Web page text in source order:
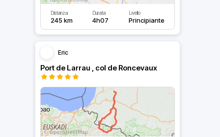
Distanza
245 km
Durata
4h07
Livello
Principiante
Eric
Port de Larrau , col de Roncevaux